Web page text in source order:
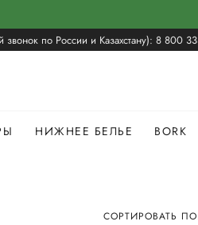
по России и Казахстану): 8 800
НИЖНЕЕ БЕЛЬЕ BORK
СОРТИРОВАТЬ